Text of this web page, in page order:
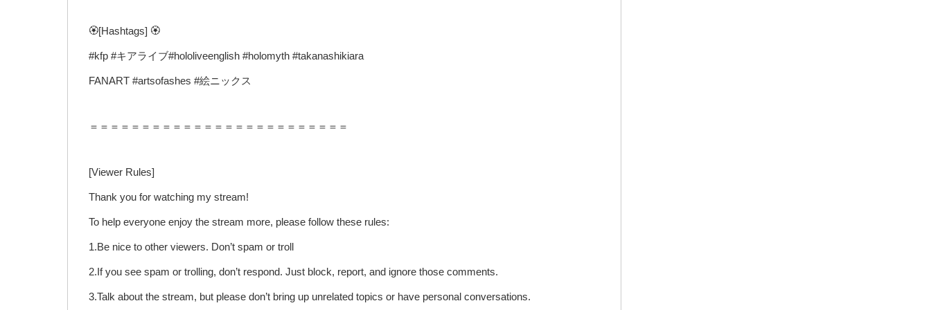
🏵️[Hashtags] 🏵️
#kfp #キアライブ#hololiveenglish #holomyth #takanashikiara
FANART #artsofashes #絵ニックス
＝＝＝＝＝＝＝＝＝＝＝＝＝＝＝＝＝＝＝＝＝＝＝＝＝
[Viewer Rules]
Thank you for watching my stream!
To help everyone enjoy the stream more, please follow these rules:
1.Be nice to other viewers. Don’t spam or troll
2.If you see spam or trolling, don’t respond. Just block, report, and ignore those comments.
3.Talk about the stream, but please don’t bring up unrelated topics or have personal conversations.